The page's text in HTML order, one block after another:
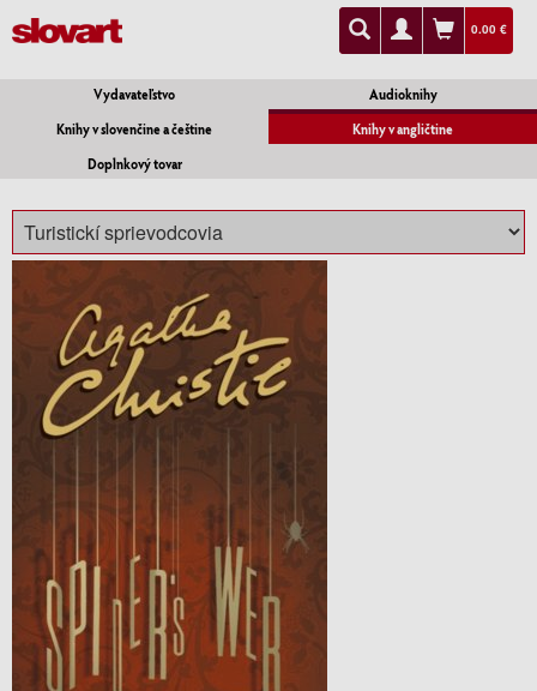
0.00 €
Vydavateľstvo
Audioknihy
Knihy v slovenčine a češtine
Knihy v angličtine
Doplnkový tovar